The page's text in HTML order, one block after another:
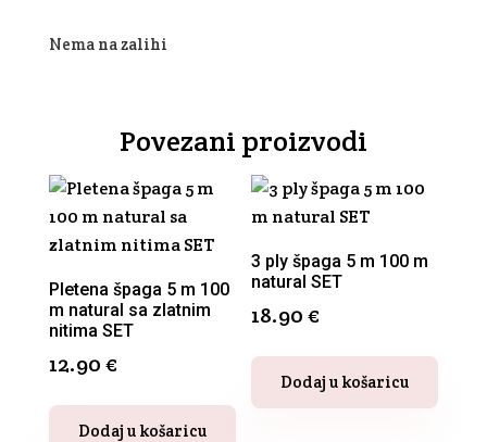
Nema na zalihi
Povezani proizvodi
Pletena špaga 5 m 100
m natural sa zlatnim
nitima SET
12.90€
Dodaj u košaricu
3 ply špaga 5 m 100 m
natural SET
18.90€
Dodaj u košaricu